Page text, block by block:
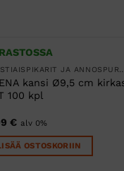
MAISTIAISPIKARIT
kansi Ø9,5 cm
100 kpl
€ alv 0%
OSTOSKORIIN